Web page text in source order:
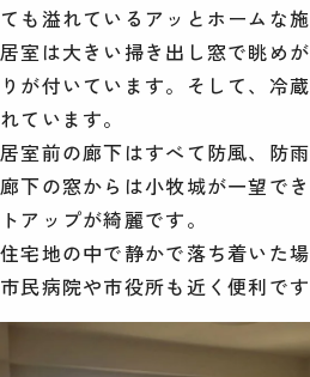
ても溢れているアッとホームな施
居室は大きい掃き出し窓で眺め
りが付いています。そして、冷
れています。
居室前の廊下はすべて防風、防雨
廊下の窓からは小牧城が一望で
トアップが綺麗です。
住宅地の中で静かで落ち着いた場
市民病院や市役所も近く便利です